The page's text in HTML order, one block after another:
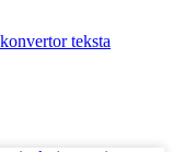
teksta